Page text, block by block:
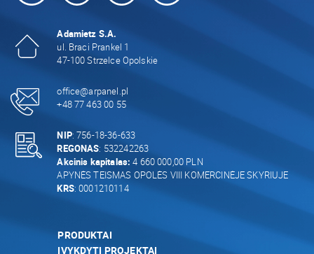
Adamietz S.A.
ul. Braci Prankel 1
47-100 Strzelce Opolskie
office@arpanel.pl
+48 77 463 00 55
NIP: 756-18-36-633
REGONAS: 532242263
Akcinis kapitalas: 4 660 000,00 PLN
APYNĖS TEISMAS OPOLĖS VIII KOMERCINĖJE SKYRIUJE
KRS: 0001210114
PRODUKTAI
ĮVYKDYTI PROJEKTAI